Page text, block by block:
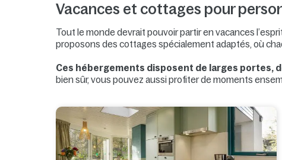
Vacances et cottages pour
Tout le monde devrait pouvoir partir en vacances
proposons des cottages spécialement adaptés, où
Ces hébergements disposent de larges portes,
bien sûr, vous pouvez aussi profiter de moments